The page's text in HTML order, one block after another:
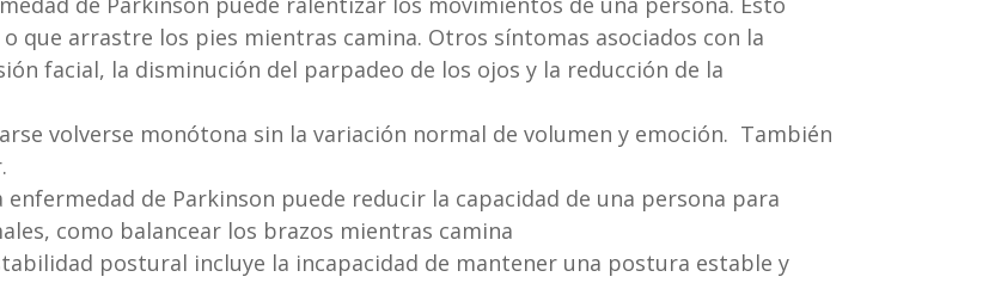
que arrastre los pies mientras camina. Otros síntomas asociados con la
facial, la disminución del parpadeo de los ojos y la reducción de la
volverse monótona sin la variación normal de volumen y emoción. También
de Parkinson puede reducir la capacidad de una persona para
como balancear los brazos mientras camina
postural incluye la incapacidad de mantener una postura estable y